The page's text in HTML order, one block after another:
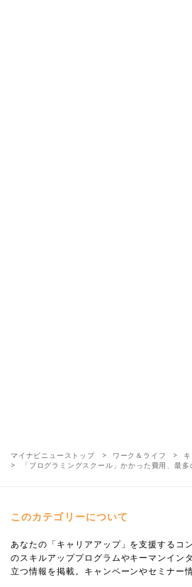
マイナビニューストップ ワーク＆ライフ
「プログラミングスクール」かかった費用、最多
このカテゴリーについて
あなたの「キャリアアップ」を支援するコ
のスキルアッププログラムやキーマンイン
立つ情報を掲載。キャンペーンやセミナー